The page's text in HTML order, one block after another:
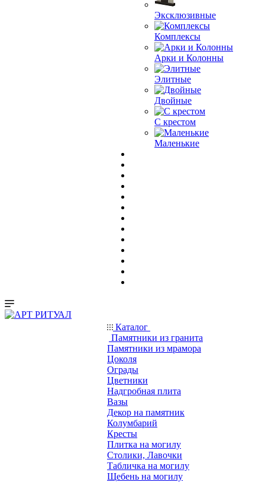
Эксклюзивные
Комплексы
Арки и Колонны
Элитные
Двойные
С крестом
Маленькие
Каталог
Памятники из гранита
Памятники из мрамора
Цоколя
Ограды
Цветники
Надгробная плита
Вазы
Декор на памятник
Колумбарий
Кресты
Плитка на могилу
Столики, Лавочки
Табличка на могилу
Щебень на могилу